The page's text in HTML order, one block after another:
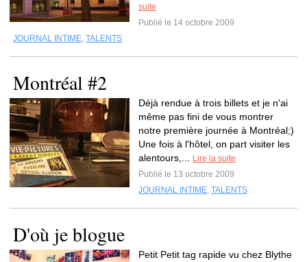
suite
Publié le 14 octobre 2009
JOURNAL INTIME, TALENTS
Montréal #2
Déjà rendue à trois billets et je n'ai
même pas fini de vous montrer
notre première journée à Montréal;)
Une fois à l'hôtel, on part visiter les
alentours,...
Lire la suite
Publié le 13 octobre 2009
JOURNAL INTIME, TALENTS
D'où je blogue
Petit Petit tag rapide vu chez Blythe